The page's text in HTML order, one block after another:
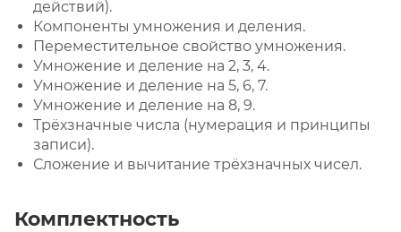
действий).
Компоненты умножения и деления.
Переместительное свойство умножения.
Умножение и деление на 2, 3, 4.
Умножение и деление на 5, 6, 7.
Умножение и деление на 8, 9.
Трёхзначные числа (нумерация и принципы
записи).
Сложение и вычитание трёхзначных чисел.
Комплектность